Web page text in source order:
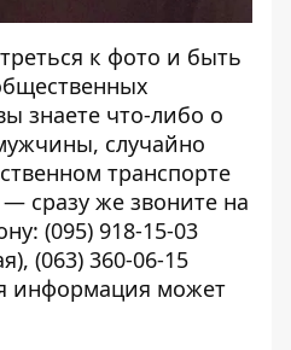
к фото и быть
знаете что-либо о
случайно
транспорте
сразу же звоните на
(095) 918-15-03
(063) 360-06-15
информация может